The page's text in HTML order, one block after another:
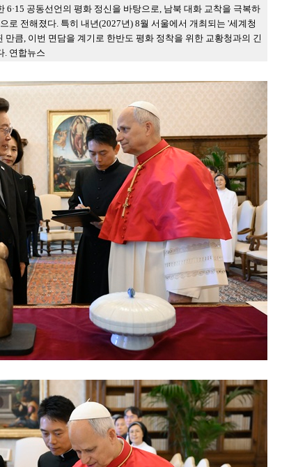
6·15 공동선언의 평화 정신을 바탕으로, 남북 대화 교착을 극복하
로 전해졌다. 특히 내년(2027년) 8월 서울에서 개최되는 '세계청
만큼, 이번 면담을 계기로 한반도 평화 정착을 위한 교황청과의 긴
. 연합뉴스